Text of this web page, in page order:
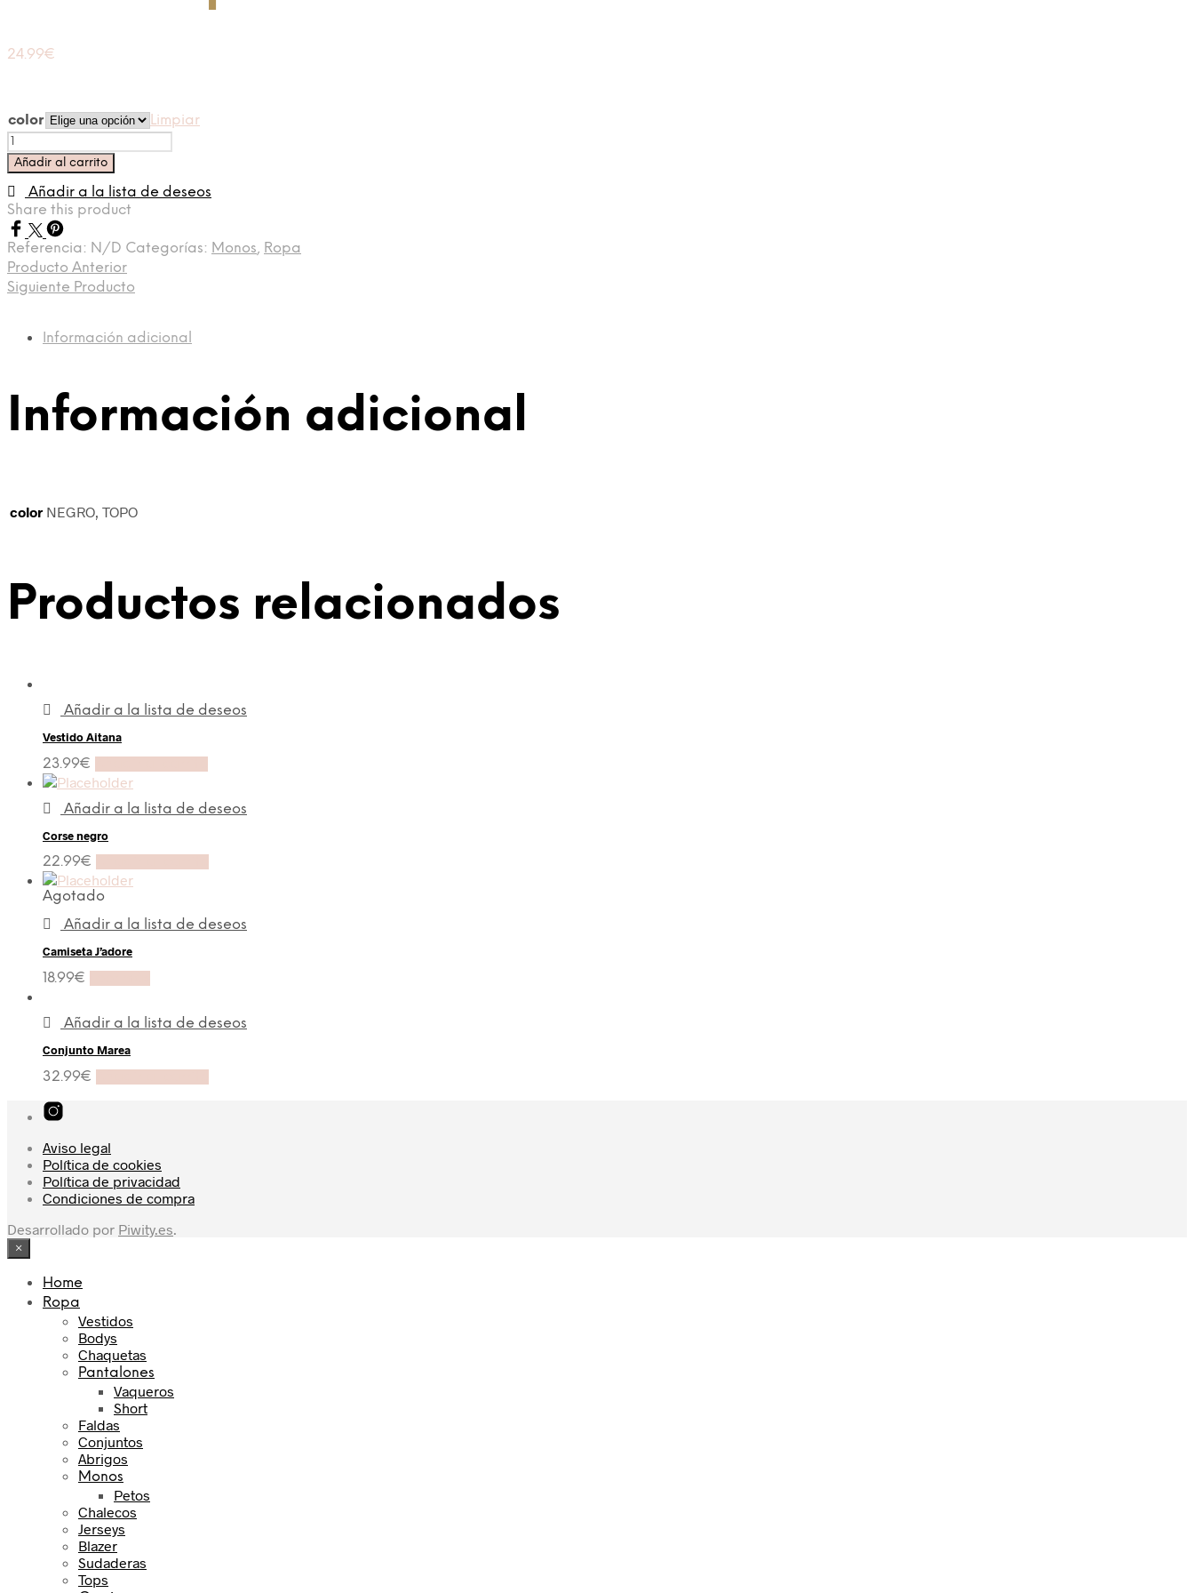
24.99€
color
Limpiar
Mono
súper
cómodo
cantidad
Añadir al carrito
Añadir a la lista de deseos
Share this product
Referencia: N/D Categorías: Monos, Ropa
Producto Anterior
Siguiente Producto
Información adicional
Información adicional
color NEGRO, TOPO
Productos relacionados
Añadir a la lista de deseos
Vestido Aitana
23.99€
Añadir a la lista de deseos
Corse negro
22.99€
Agotado
Añadir a la lista de deseos
Camiseta J’adore
18.99€
Añadir a la lista de deseos
Conjunto Marea
32.99€
Aviso legal
Política de cookies
Política de privacidad
Condiciones de compra
Desarrollado por Piwity.es
×
Home
Ropa
Vestidos
Bodys
Chaquetas
Pantalones
Vaqueros
Short
Faldas
Conjuntos
Abrigos
Monos
Petos
Chalecos
Jerseys
Blazer
Sudaderas
Tops